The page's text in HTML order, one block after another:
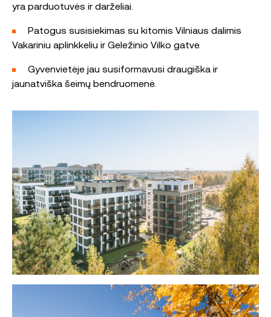
yra parduotuvės ir darželiai.
Patogus susisiekimas su kitomis Vilniaus dalimis
Vakariniu aplinkkeliu ir Geležinio Vilko gatve.
Gyvenvietėje jau susiformavusi draugiška ir
jaunatviška šeimų bendruomenė.